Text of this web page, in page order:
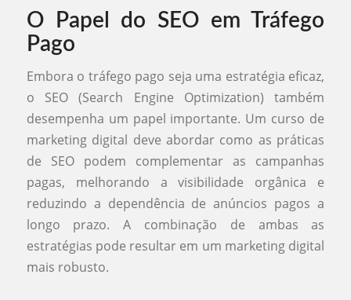
O Papel do SEO em Tráfego
Pago
Embora o tráfego pago seja uma estratégia eficaz,
o SEO (Search Engine Optimization) também
desempenha um papel importante. Um curso de
marketing digital deve abordar como as práticas
de SEO podem complementar as campanhas
pagas, melhorando a visibilidade orgânica e
reduzindo a dependência de anúncios pagos a
longo prazo. A combinação de ambas as
estratégias pode resultar em um marketing digital
mais robusto.